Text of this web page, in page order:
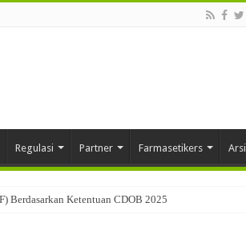
Regulasi Partner Farmasetikers
Berdasarkan Ketentuan CDOB 2025